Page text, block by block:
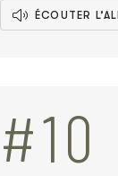
ÉCOUTER
#10